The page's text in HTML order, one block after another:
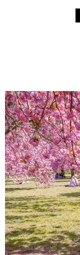
About